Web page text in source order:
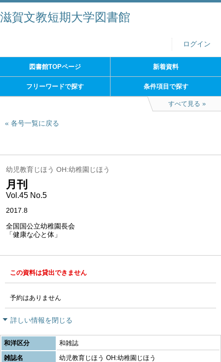
滋賀文教短期大学図書館
ログイン
図書館TOPページ 新着資料
フリーワードで探す 条件項目で探す
すべて見る
各号一覧に戻る
幼児教育じほう OH:幼稚園じほう
月刊
Vol.45 No.5
2017.8
全国国公立幼稚園長会
「健康な心と体」
この資料は貸出できません
予約はありません
詳しい情報を閉じる
和洋区分
和雑誌
雑誌名
幼児教育じほう OH:幼稚園じほう